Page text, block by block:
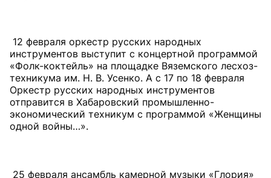
12 февраля оркестр русских народных
инструментов выступит с концертной программой
«Фолк-коктейль» на площадке Вяземского лесхоз-
техникума им. Н. В. Усенко. А с 17 по 18 февраля
Оркестр русских народных инструментов
отправится в Хабаровский промышленно-
экономический техникум с программой «Женщины
одной войны…».
25 февраля ансамбль камерной музыки «Глория»